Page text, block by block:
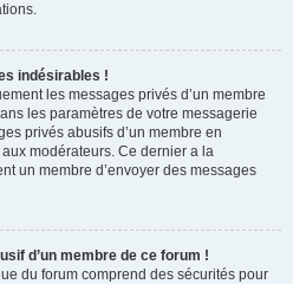
indésirables !
les messages privés d’un membre
les paramètres de votre messagerie
privés abusifs d’un membre en
modérateurs. Ce dernier a la
un membre d’envoyer des messages
d’un membre de ce forum !
du forum comprend des sécurités pour